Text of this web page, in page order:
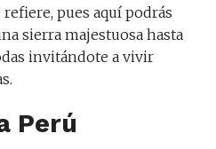
pues aquí podrás
sierra majestuosa hasta
invitándote a vivir
Perú